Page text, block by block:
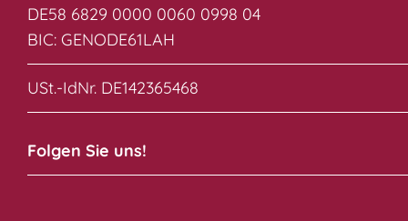
DE58 6829 0000 0060 0998 04
BIC: GENODE61LAH
USt.-IdNr. DE142365468
Folgen Sie uns!